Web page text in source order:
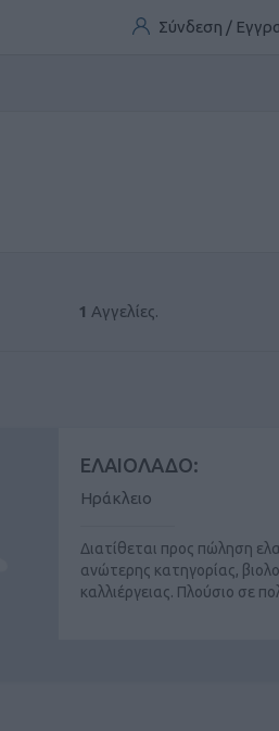
Σύνδεση /
1 Αγγελίες.
ΕΛΑΙΟΛΑΔΟ:
Ηράκλειο
Διατίθεται προς πώληση
ανώτερης κατηγορίας,
καλλιέργειας. Πλούσιο σε